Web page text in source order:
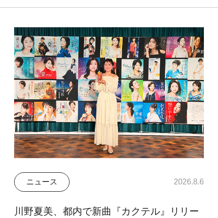
ニュース 2026.8.6
川野夏美、都内で新曲『カクテル』リリー